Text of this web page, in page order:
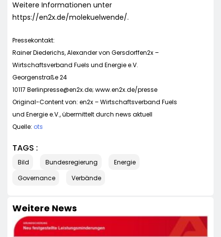
Weitere Informationen unter
https://en2x.de/molekuelwende/.
Pressekontakt:
Rainer Diederichs, Alexander von Gersdorffen2x –
Wirtschaftsverband Fuels und Energie e.V.
Georgenstraße 24
10117 Berlinpresse@en2x.de; www.en2x.de/presse
Original-Content von: en2x – Wirtschaftsverband Fuels
und Energie e.V., übermittelt durch news aktuell
Quelle: ots
TAGS :
Bild Bundesregierung
Energie
Governance
Verbände
Weitere News